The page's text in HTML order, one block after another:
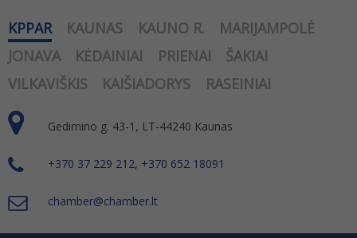
KPPAR KAUNAS KAUNO R.
MARIJAMPOLĖ
JONAVA
KĖDAINIAI PRIENAI
ŠAKIAI
VILKAVIŠKIS
KAIŠIADORYS RASEINIAI
Gedimino g. 43-1, LT-44240 Kaunas
+370 37 229 212, +370 652 18091
chamber@chamber.lt